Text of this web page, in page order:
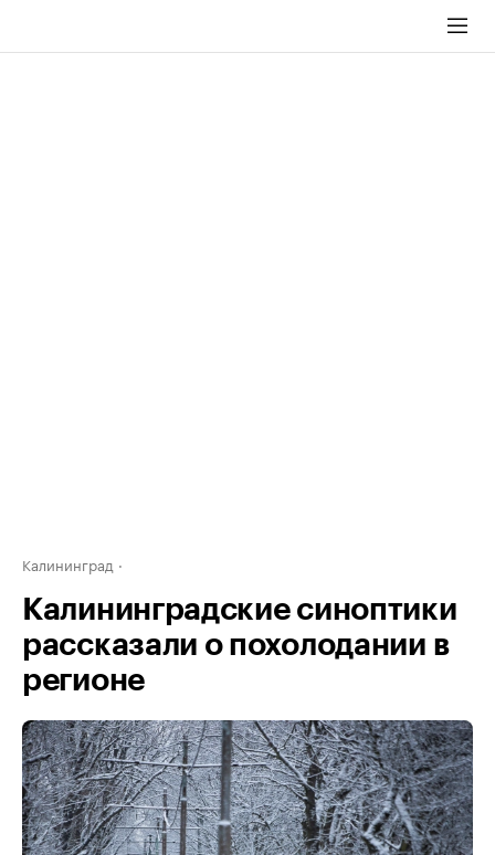
Калининград
Калининградские синоптики
рассказали о похолодании в
регионе